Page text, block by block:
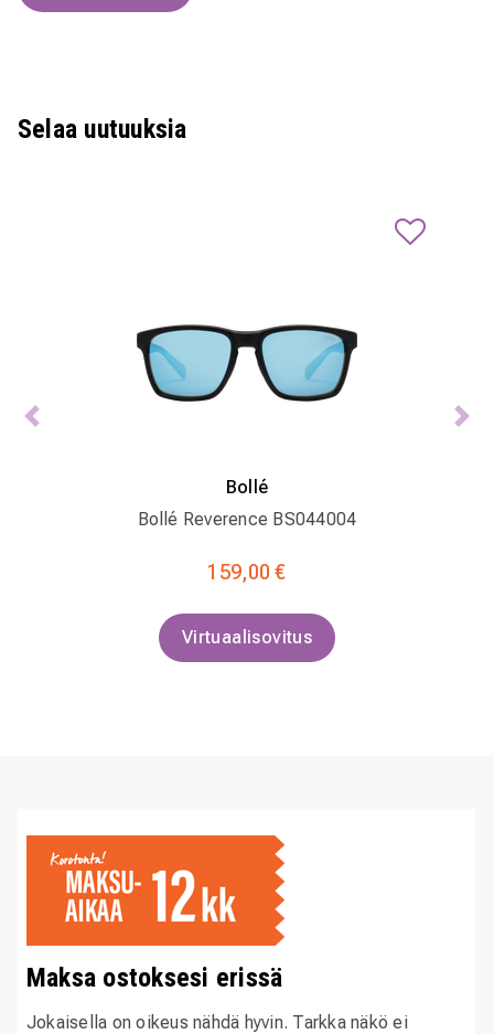
Selaa uutuuksia
Bollé
Bollé Reverence BS044004
159,00 €
Virtuaalisovitus
Maksa ostoksesi erissä
Jokaisella on oikeus nähdä hyvin. Tarkka näkö ei